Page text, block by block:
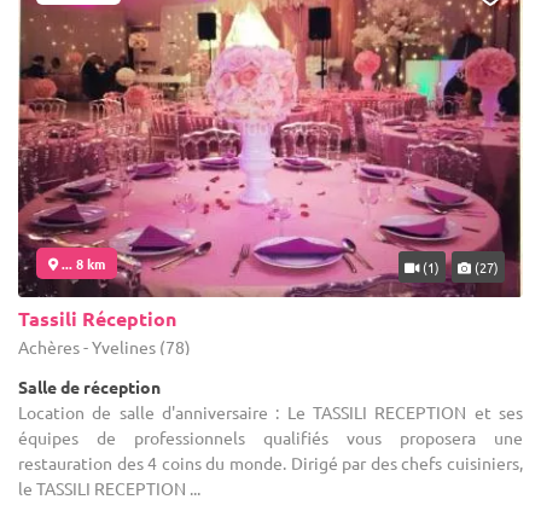
... 8 km (1) (27)
Tassili Réception
Achères - Yvelines (78)
Salle de réception
Location de salle d'anniversaire : Le TASSILI RECEPTION et ses
équipes de professionnels qualifiés vous proposera une
restauration des 4 coins du monde. Dirigé par des chefs cuisiniers,
le TASSILI RECEPTION ...